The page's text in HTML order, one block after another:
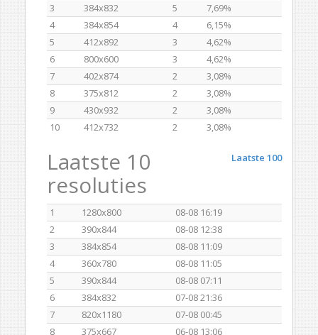
3
384x832 5
7,69%
4
384x854 4
6,15%
5
412x892 3
4,62%
6
800x600 3
4,62%
7
402x874 2
3,08%
8
375x812 2
3,08%
9
430x932 2
3,08%
10
412x732 2 3,08%
Laatste 100
Laatste 10
resoluties
1 1280x800
08-08 16:19
2
390x844
08-08 12:38
3
384x854
08-08 11:09
4
360x780
08-08 11:05
5
390x844
08-08 07:11
6
384x832
07-08 21:36
7
820x1180
07-08 00:45
8
375x667
06-08 13:06